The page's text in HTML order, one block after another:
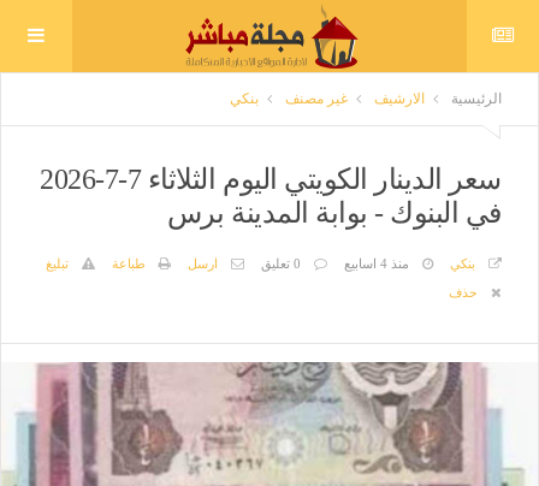
الرئيسية الارشيف غير مصنف بنكي
سعر الدينار الكويتي اليوم الثلاثاء 7-7-2026
في البنوك - بوابة المدينة برس
بنكي منذ 4 اسابيع 0 تعليق ارسل طباعة
تبليغ
حذف